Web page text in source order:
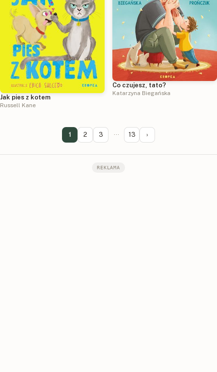
Jak pies z kotem
Russell Kane
Co czujesz, tato?
Katarzyna Biegańska
1 2 3 ··· 13 ›
REKLAMA